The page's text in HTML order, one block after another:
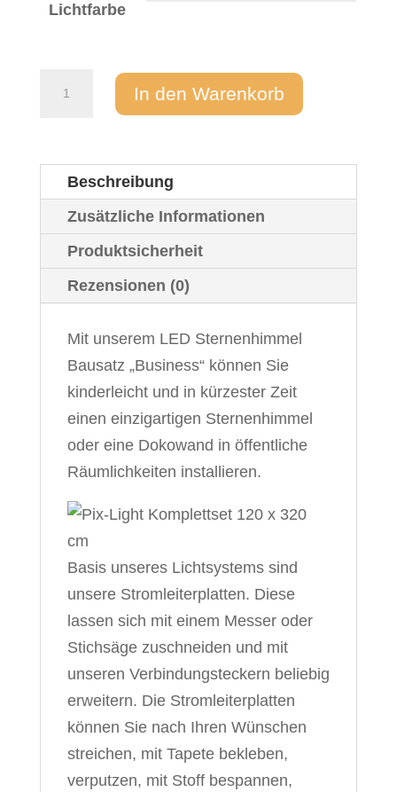
Lichtfarbe
Sternenhimmel
"Business"
cm
Menge
In den Warenkorb
Beschreibung
Zusätzliche Informationen
Produktsicherheit
Rezensionen (0)
Mit unserem LED Sternenhimmel
Bausatz „Business“ können Sie
kinderleicht und in kürzester Zeit
einen einzigartigen Sternenhimmel
oder eine Dokowand in öffentliche
Räumlichkeiten installieren.
Basis unseres Lichtsystems sind
unsere Stromleiterplatten. Diese
lassen sich mit einem Messer oder
Stichsäge zuschneiden und mit
unseren Verbindungsteckern beliebig
erweitern. Die Stromleiterplatten
können Sie nach Ihren Wünschen
streichen, mit Tapete bekleben,
verputzen, mit Stoff bespannen,